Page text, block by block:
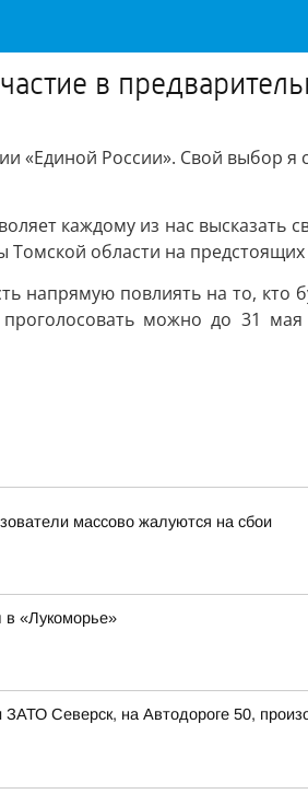
в
«Единой России». Свой выбор
каждому из нас высказать
области на
напрямую повлиять на то, кто
можно до 31
массово жалуются на сбои
«Лукоморье»
Северск, на Автодороге 50,